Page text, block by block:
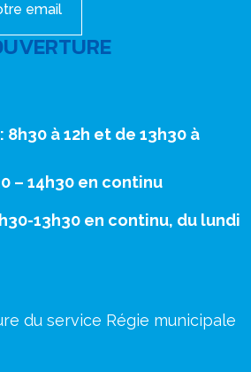
email
8h30 à 12h et de 13h30 à
– 14h30 en continu
13h30 en continu, du lundi
du service Régie municipale